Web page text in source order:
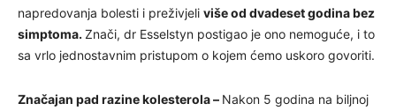
napredovanja bolesti i preživjeli više od dvadeset godina bez
simptoma. Znači, dr Esselstyn postigao je ono nemoguće, i to
sa vrlo jednostavnim pristupom o kojem ćemo uskoro govoriti.
Značajan pad razine kolesterola– Nakon 5 godina na biljnoj